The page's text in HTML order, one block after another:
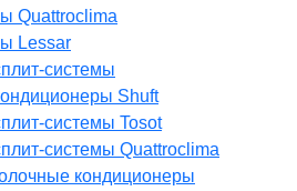
Quattroclima
Lessar
системы
Shuft
системы Tosot
системы Quattroclima
кондиционеры